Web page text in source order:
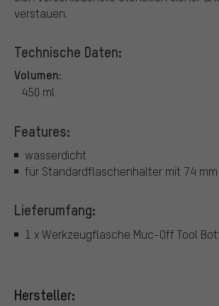
verstauen.
Technische Daten:
Volumen:
450 ml
Features:
wasserdicht
für Standardflaschenhalter mit 74
Lieferumfang:
1 x Werkzeugflasche Muc-Off Tool
Hersteller: